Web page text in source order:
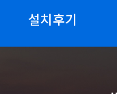
설치후기